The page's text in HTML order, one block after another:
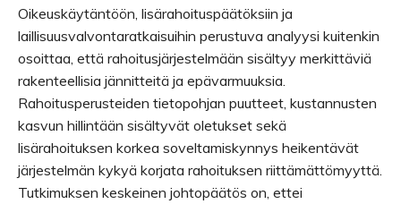
Oikeuskäytäntöön, lisärahoituspäätöksiin ja
laillisuusvalvontaratkaisuihin perustuva analyysi kuitenkin
osoittaa, että rahoitusjärjestelmään sisältyy merkittäviä
rakenteellisia jännitteitä ja epävarmuuksia.
Rahoitusperusteiden tietopohjan puutteet, kustannusten
kasvun hillintään sisältyvät oletukset sekä
lisärahoituksen korkea soveltamiskynnys heikentävät
järjestelmän kykyä korjata rahoituksen riittämättömyyttä.
Tutkimuksen keskeinen johtopäätös on, ettei